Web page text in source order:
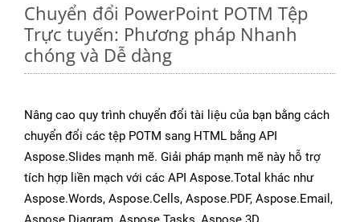
Chuyển đổi PowerPoint POTM Tệp
Trực tuyến: Phương pháp Nhanh
chóng và Dễ dàng
Nâng cao quy trình chuyển đổi tài liệu của bạn bằng cách
chuyển đổi các tệp POTM sang HTML bằng API
Aspose.Slides mạnh mẽ. Giải pháp mạnh mẽ này hỗ trợ
tích hợp liền mạch với các API Aspose.Total khác như
Aspose.Words, Aspose.Cells, Aspose.PDF, Aspose.Email,